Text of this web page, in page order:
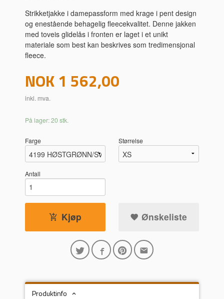
Strikketjakke i damepassform med krage i pent design
og enestående behagelig fleecekvalitet. Denne jakken
med toveis glidelås i fronten er laget i et unikt
materiale som best kan beskrives som tredimensjonal
fleece.
Pris
NOK1 562,00
inkl. mva.
På lager: 20 stk.
Farge Størrelse
Antall
Kjøp Ønskeliste
Produktinfo